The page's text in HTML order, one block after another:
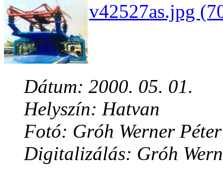
v42527as.jpg
Dátum: 2000. 05. 01.
Helyszín: Hatvan
Fotó: Gróh Werner Péter
Digitalizálás: Gróh